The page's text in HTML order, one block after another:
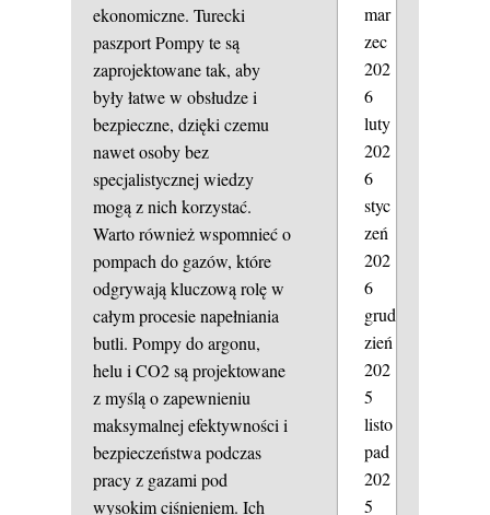
ekonomiczne. Turecki
paszportPompy te są
zaprojektowane tak, aby
były łatwe w obsłudze i
bezpieczne, dzięki czemu
nawet osoby bez
specjalistycznej wiedzy
mogą z nich korzystać.
Warto również wspomnieć o
pompach do gazów, które
odgrywają kluczową rolę w
całym procesie napełniania
butli. Pompy do argonu,
helu i CO2 są projektowane
z myślą o zapewnieniu
maksymalnej efektywności i
bezpieczeństwa podczas
pracy z gazami pod
wysokim ciśnieniem. Ich
mar
zec
202
6
luty
202
6
styc
zeń
202
6
grud
zień
202
5
listo
pad
202
5